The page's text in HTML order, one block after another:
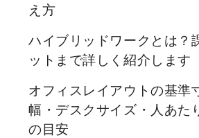
え方
ハイブリッドワークとは？
ットまで詳しく紹介します
オフィスレイアウトの基準
幅・デスクサイズ・人あた
の目安